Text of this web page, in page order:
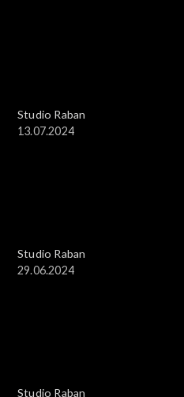
Studio Raban
13.07.2024
Studio Raban
29.06.2024
Studio Raban